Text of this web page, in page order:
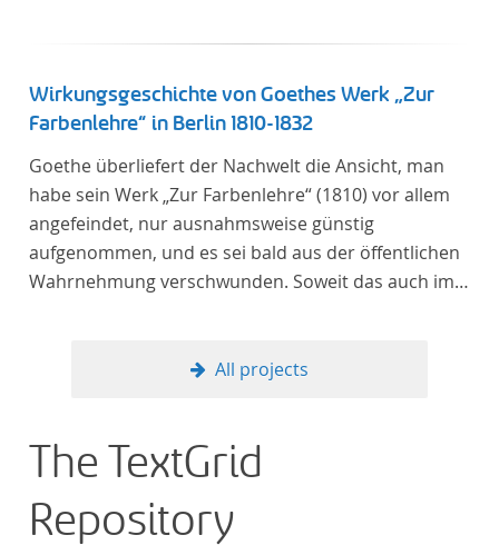
Wirkungsgeschichte von Goethes Werk „Zur
Farbenlehre“ in Berlin 1810-1832
Goethe überliefert der Nachwelt die Ansicht, man
habe sein Werk „Zur Farbenlehre“ (1810) vor allem
angefeindet, nur ausnahmsweise günstig
aufgenommen, und es sei bald aus der öffentlichen
Wahrnehmung verschwunden. Soweit das auch im
unterstellten Kultusministerium Maßnahmen zur
Künstler unterstützte, die sich bereits um die
„Farbenlehre“ verdient gemacht hatten oder Willens
waren, sich Themen aus dem Bereich der
„Farbenlehre“ zu widmen.
All projects
The TextGrid
Repository